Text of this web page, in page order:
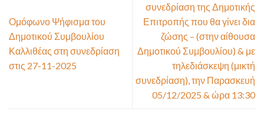
Ομόφωνο Ψήφισμα του
Δημοτικού Συμβουλίου
Καλλιθέας στη συνεδρίαση
στις 27-11-2025
συνεδρίαση της Δημοτικής
Επιτροπής που θα γίνει δια
ζώσης – (στην αίθουσα
Δημοτικού Συμβουλίου) & με
τηλεδιάσκεψη (μικτή
συνεδρίαση), την Παρασκευή
05/12/2025 & ώρα 13:30